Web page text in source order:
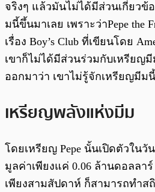
จริงๆ แล้วมันไม่ได้มีส่วนเกี่ยวข้
มนี้ขึ้นมาเลย เพราะว่าPepe the
เรื่อง Boy’s Club ที่เขียนโดย
เขาก็ไม่ได้มีส่วนร่วมกับเหรียญ
ออกมาว่า เขาไม่รู้จักเหรียญมีม
เหรียญพลังแห่งมีม
โดยเหรียญ Pepe นั้นเปิดตัวในวั
มูลค่าเพียงแค่ 0.06 ล้านดอลลา
เพียงสามสัปดาห์ ก็สามารถทำส